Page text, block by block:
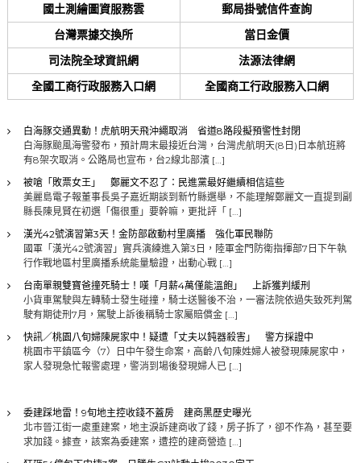
國土測繪圖資服務雲
郵局掛號信件查詢
台灣票據交換所
當日金價
司法院全球資訊網
法源法律網
全國工商行政服務入口網
全國商工行政服務入口網
白海豚交通異動！虎航明天飛沖繩取消 省道8路段擬預警性封閉
白海豚颱風海警發布，預計周末最接近台灣，台灣虎航明天(8日)日本航班將
有8架次取消。公路局也宣布，台2線北部濱 […]
被嗆「敗票女王」 鄭麗文不忍了：民進黨最好繼續相信這些
美麗島電子報董事長吳子嘉近期談到新竹縣選舉，不能理解鄭麗文一直提到副
縣長陳見賢在初選「傷很重」要幹嘛，更批評「 […]
漢光42號演習第3天！金防部啟動村里廣播 強化軍民聯防
國軍「漢光42號演習」實兵演練進入第3日，陸軍金門防衛指揮部7日下午執
行作戰地區村里廣播系統能量驗證，出動心戰 […]
台南單親雙寶爸撞死騎士！嘆「月薪4萬僅能溫飽」 上訴獲判緩刑
小貨車駕駛與左轉騎士發生碰撞，騎士送醫後不治，一審法院依過失致死判駕
駛有期徒刑7月，駕駛上訴後稱騎士家屬賠償金 […]
快訊／桃園八旬婦陳屍家中！疑遭「丈夫以鈍器殺害」 警方採證中
桃園市平鎮區今（7）日中午發生命案，高齡八旬陳姓婦人被發現陳屍家中，
家人發現急忙報警處理，警消到場後發現婦人已 […]
委建踩地雷！9旬地主控收錢不蓋房 建商黑歷史曝光
北市晉江街一處重建案，地主淚訴建商收了錢，房子拆了，卻不作為，甚至要
求加錢。據查，該案為委建案，遭控的建商營造 […]